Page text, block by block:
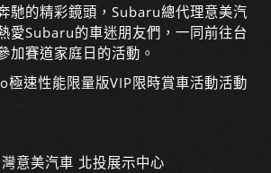
馳的精彩鏡頭，Subaru總代理意美汽
愛Subaru的車迷朋友們，一同前往台
加賽道家庭日的活動。
極速性能限量版VIP限時賞車活動活動
意美汽車 北投展示中心